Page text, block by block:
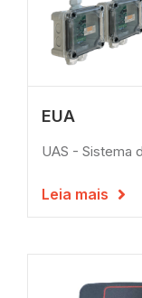
EUA
UAS - Sistema
Leia mais 